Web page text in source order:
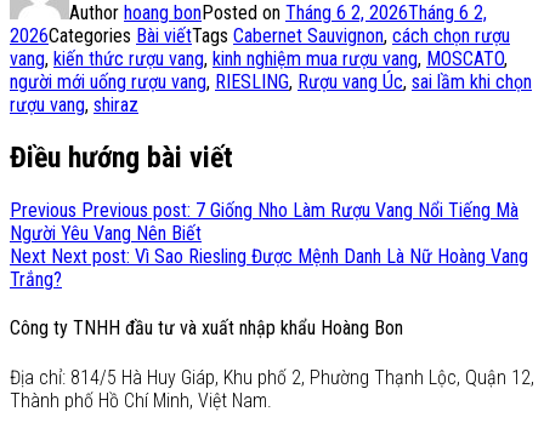
Author hoang bonPosted on Tháng 6 2, 2026Tháng 6 2,
2026Categories Bài viếtTags Cabernet Sauvignon, cách chọn rượu
vang, kiến thức rượu vang, kinh nghiệm mua rượu vang, MOSCATO,
người mới uống rượu vang, RIESLING, Rượu vang Úc, sai lầm khi chọn
rượu vang, shiraz
Điều hướng bài viết
Previous Previous post: 7 Giống Nho Làm Rượu Vang Nổi Tiếng Mà
Người Yêu Vang Nên Biết
Next Next post: Vì Sao Riesling Được Mệnh Danh Là Nữ Hoàng Vang
Trắng?
Công ty TNHH đầu tư và xuất nhập khẩu Hoàng Bon
Địa chỉ: 814/5 Hà Huy Giáp, Khu phố 2, Phường Thạnh Lộc, Quận 12,
Thành phố Hồ Chí Minh, Việt Nam.